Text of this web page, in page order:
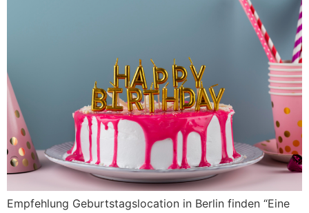
Empfehlung Geburtstagslocation in Berlin finden “Eine